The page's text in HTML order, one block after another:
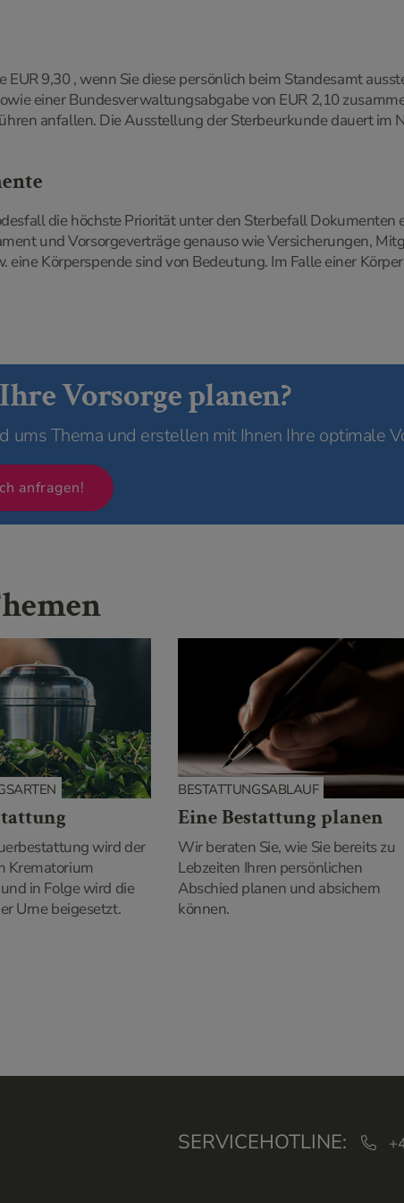
9,30 , wenn Sie diese persönlich beim Standesamt
einer Bundesverwaltungsabgabe von EUR 2,10
anfallen. Die Ausstellung der Sterbeurkunde dauert im
die höchste Priorität unter den Sterbefall Dokumenten
und Vorsorgeverträge genauso wie Versicherungen,
Körperspende sind von Bedeutung. Im Falle einer
Vorsorge planen?
ums Thema und erstellen mit Ihnen Ihre optimale
anfragen!
wird der
Krematorium
in Folge wird die
Urne beigesetzt.
BESTATTUNGSABLAUF
Eine Bestattung planen
Wir beraten Sie, wie Sie bereits zu
Lebzeiten Ihren persönlichen
Abschied planen und absichern
können.
SERVICEHOTLINE: